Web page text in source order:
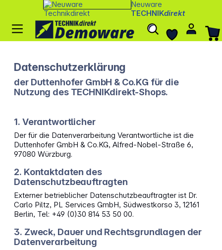
Neuware
TECHNIKdirekt
Datenschutzerklärung
der Duttenhofer GmbH & Co.KG für die
Nutzung des TECHNIKdirekt-Shops.
1. Verantwortlicher
Der für die Datenverarbeitung Verantwortliche ist die
Duttenhofer GmbH & Co.KG, Alfred-Nobel-Straße 6,
97080 Würzburg.
2. Kontaktdaten des
Datenschutzbeauftragten
Externer betrieblicher Datenschutzbeauftragter ist Dr.
Carlo Piltz, PL Services GmbH, Südwestkorso 3, 12161
Berlin, Tel: +49 (0)30 814 53 50 00.
3. Zweck, Dauer und Rechtsgrundlagen der
Datenverarbeitung